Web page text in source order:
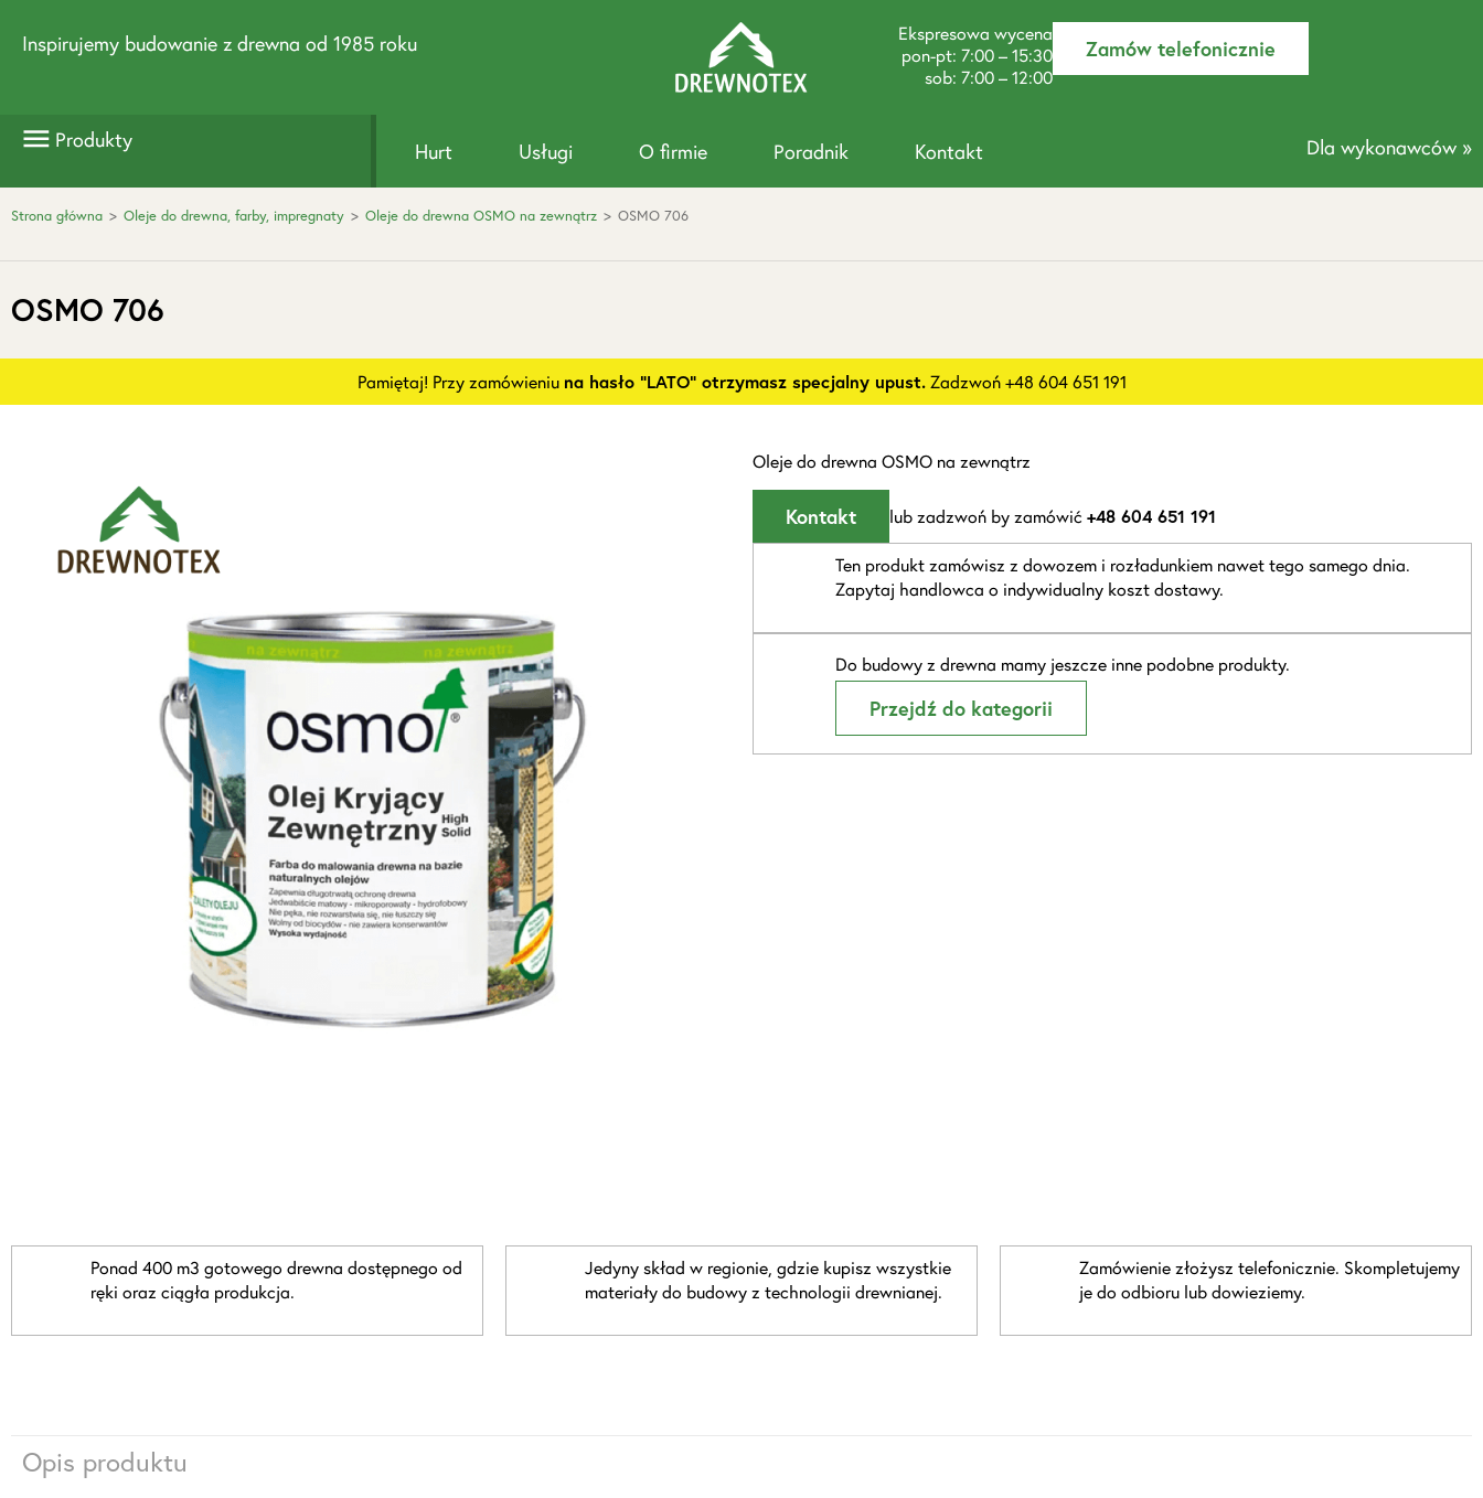
Inspirujemy budowanie z drewna od 1985 roku
Ekspresowa wycena
pon-pt: 7:00 – 15:30
sob: 7:00 – 12:00
Zamów telefonicznie
Produkty Hurt Usługi O firmie Poradnik Kontakt Dla wykonawców »
Strona główna > Oleje do drewna, farby, impregnaty > Oleje do drewna OSMO na zewnątrz > OSMO 706
OSMO 706
Pamiętaj! Przy zamówieniu na hasło "LATO" otrzymasz specjalny upust.Zadzwoń +48 604 651 191
Oleje do drewna OSMO na zewnątrz
Kontakt lub zadzwoń by zamówić+48 604 651 191
Ten produkt zamówisz z dowozem i rozładunkiem nawet tego samego dnia.
Zapytaj handlowca o indywidualny koszt dostawy.
Do budowy z drewna mamy jeszcze inne podobne produkty.
Przejdź do kategorii
Ponad 400 m3 gotowego drewna dostępnego od
ręki oraz ciągła produkcja.
Jedyny skład w regionie, gdzie kupisz wszystkie
materiały do budowy z technologii drewnianej.
Zamówienie złożysz telefonicznie. Skompletujemy
je do odbioru lub dowieziemy.
Opis produktu